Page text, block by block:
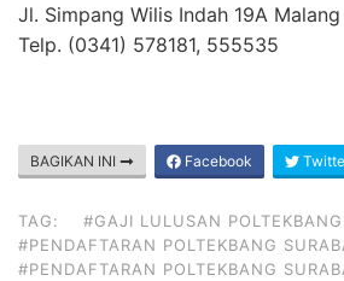
Jl. Simpang Wilis Indah 19A Malang
Telp. (0341) 578181, 555535
BAGIKAN INI Facebook
TAG:
#GAJI LULUSAN POLTEKBANG
#PENDAFTARAN POLTEKBANG
#PENDAFTARAN POLTEKBANG